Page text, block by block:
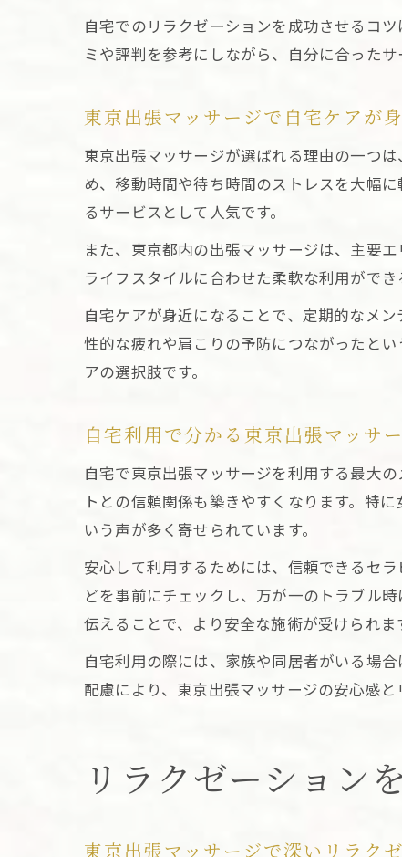
自宅でのリラクゼーションを成功させるコ
ミや評判を参考にしながら、自分に合った
東京出張マッサージで自宅ケアが
東京出張マッサージが選ばれる理由の一つ
め、移動時間や待ち時間のストレスを大幅
るサービスとして人気です。
また、東京都内の出張マッサージは、主要
ライフスタイルに合わせた柔軟な利用がで
自宅ケアが身近になることで、定期的なメ
性的な疲れや肩こりの予防につながったと
アの選択肢です。
自宅利用で分かる東京出張マッサ
自宅で東京出張マッサージを利用する最大
トとの信頼関係も築きやすくなります。特
いう声が多く寄せられています。
安心して利用するためには、信頼できるセ
どを事前にチェックし、万が一のトラブル
伝えることで、より安全な施術が受けられま
自宅利用の際には、家族や同居者がいる場
配慮により、東京出張マッサージの安心感
リラクゼーション
東京出張マッサージで深いリラク